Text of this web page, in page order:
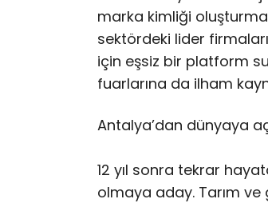
marka kimliği
sektördeki lider
için eşsiz bir platform
fuarlarına da ilham
Antalya’dan dünyaya
12 yıl sonra tekrar
olmaya aday. Tarım